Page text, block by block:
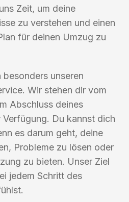
Zeit, um deine
zu verstehen und einen
für deinen Umzug zu
besonders unseren
Wir stehen dir vom
Abschluss deines
Du kannst dich
es darum geht, deine
Probleme zu lösen oder
zu bieten. Unser Ziel
jedem Schritt des